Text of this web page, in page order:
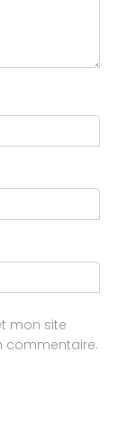
mon site
commentaire.